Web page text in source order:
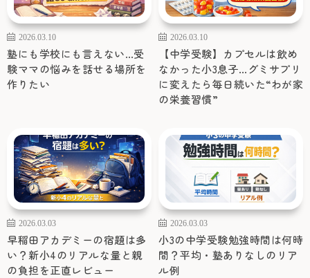
2026.03.10
塾にも学校にも言えない…受
験ママの悩みを話せる場所を
作りたい
2026.03.10
【中学受験】カプセルは飲め
なかった小3息子…グミサプリ
に変えたら毎日続いた“わが家
の栄養習慣”
2026.03.03
早稲田アカデミーの宿題は多
い？新小4のリアルな量と親
の負担を正直レビュー
2026.03.03
小3の中学受験勉強時間は何時
間？平均・塾ありなしのリア
ル例